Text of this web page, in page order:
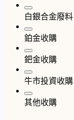
白銀合金廢料
鉑金收購
鈀金收購
牛市投資收購
其他收購